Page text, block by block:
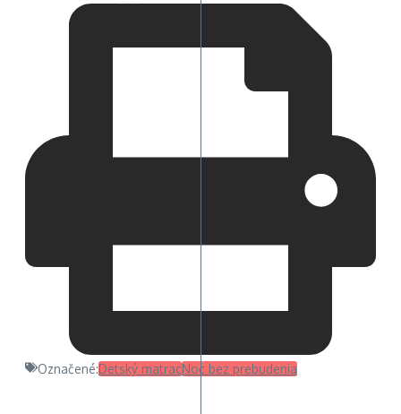
Označené:Detský matracNoc bez prebudenia